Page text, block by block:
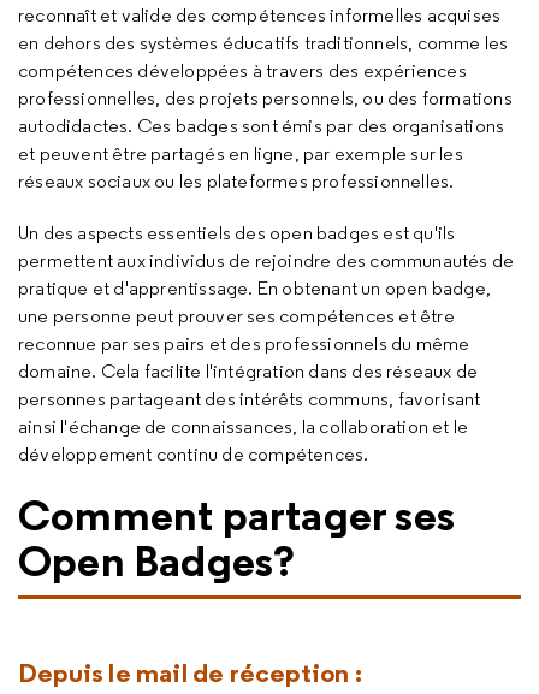
reconnaît et valide des compétences informelles acquises
en dehors des systèmes éducatifs traditionnels, comme les
compétences développées à travers des expériences
professionnelles, des projets personnels, ou des formations
autodidactes. Ces badges sont émis par des organisations
et peuvent être partagés en ligne, par exemple sur les
réseaux sociaux ou les plateformes professionnelles.
Un des aspects essentiels des open badges est qu'ils
permettent aux individus de rejoindre des communautés de
pratique et d'apprentissage. En obtenant un open badge,
une personne peut prouver ses compétences et être
reconnue par ses pairs et des professionnels du même
domaine. Cela facilite l'intégration dans des réseaux de
personnes partageant des intérêts communs, favorisant
ainsi l'échange de connaissances, la collaboration et le
développement continu de compétences.
Comment partager ses
Open Badges?
Depuis le mail de réception :